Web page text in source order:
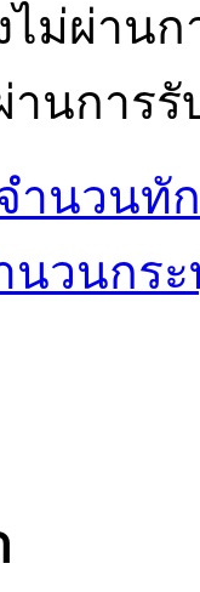
ไม่ผ่านก
านการรั
ำนวนทั
นวนกระ